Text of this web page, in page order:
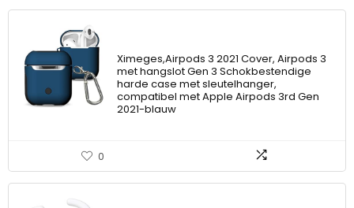
Ximeges,Airpods 3 2021 Cover, Airpods 3
met hangslot Gen 3 Schokbestendige
harde case met sleutelhanger,
compatibel met Apple Airpods 3rd Gen
2021-blauw
0